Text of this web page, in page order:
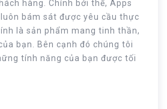
hàng. Chính bởi thế, Apps
bám sát được yêu cầu thực
là sản phẩm mang tinh thần,
bạn. Bên cạnh đó chúng tôi
tính năng của bạn được tối